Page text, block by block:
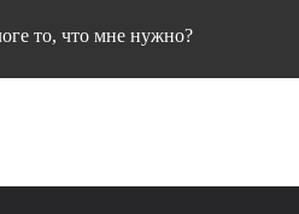
то, что мне нужно?